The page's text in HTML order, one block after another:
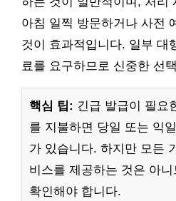
아침 일찍 방문하거나 사전
것이 효과적입니다. 일부 대
료를 요구하므로 신중한 선
핵심 팁: 긴급 발급이 필요
를 지불하면 당일 또는 익
가 있습니다. 하지만 모든
비스를 제공하는 것은 아
확인해야 합니다.